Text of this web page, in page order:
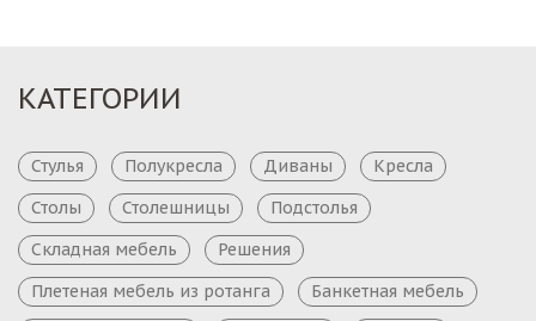
КАТЕГОРИИ
Стулья Полукресла Диваны
Кресла
Столы
Столешницы
Подстолья
Складная мебель
Решения
Плетеная мебель из ротанга
Банкетная мебель